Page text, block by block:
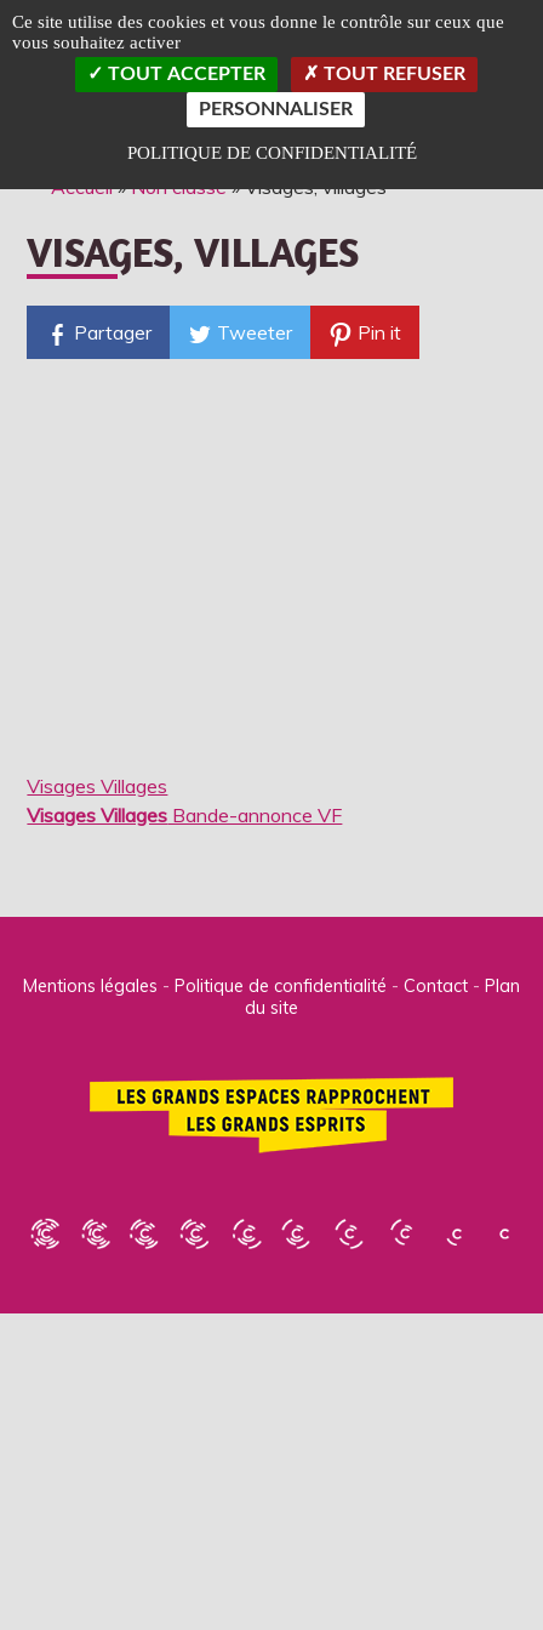
Classé Art et Essai
Label Jeune Public
Accueil»Non classé»Visages, villages
VISAGES, VILLAGES
Partager Tweeter Pin it
Visages Villages
Visages Villages Bande-annonce VF
Mentions légales Politique de confidentialité Contact
Plan
du site
Panneau de gestion des cookies
Ce site utilise des cookies et vous donne le contrôle sur ceux que
vous souhaitez activer
TOUT ACCEPTER
TOUT REFUSER
PERSONNALISER
POLITIQUE DE CONFIDENTIALITÉ